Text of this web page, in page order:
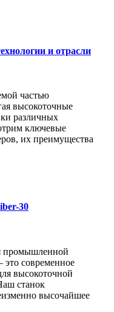
и отрасли
частью
высокоточные
различных
ключевые
их преимущества
30
промышленной
современное
высокоточной
станок
высочайшее